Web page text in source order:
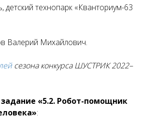
детский технопарк «Кванториум-63
Валерий Михайлович.
сезона конкурса ШУСТРИК 2022–
«5.2. Робот-помощник
: